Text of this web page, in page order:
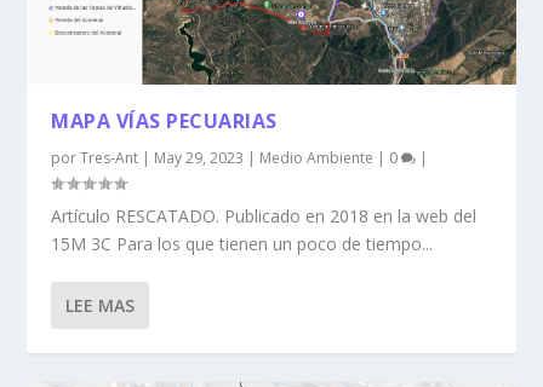
MAPA VÍAS PECUARIAS
porTres-Ant | May 29, 2023 | Medio Ambiente | 0 |
Artículo RESCATADO. Publicado en 2018 en la web del
15M 3C Para los que tienen un poco de tiempo...
LEE MAS